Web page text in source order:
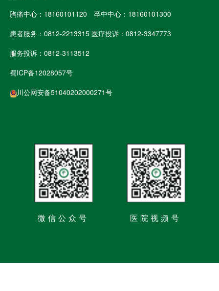
胸痛中心：18160101120 卒中中心：18160101300
患者服务：0812-2213315 医疗投诉：0812-3347773
服务投诉：0812-3113512
蜀ICP备12028057号
川公网安备51040202000271号
微信公众号 医院视频号